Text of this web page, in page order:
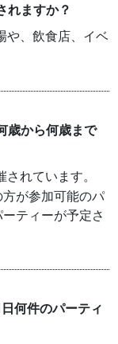
れますか？
や、飲食店、イベ
歳から何歳まで
れています。
が参加可能のパ
ティーが予定さ
何件のパーティ